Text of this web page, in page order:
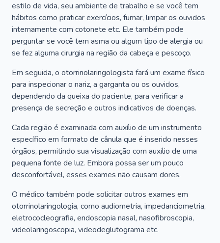
estilo de vida, seu ambiente de trabalho e se você tem
hábitos como praticar exercícios, fumar, limpar os ouvidos
internamente com cotonete etc. Ele também pode
perguntar se você tem asma ou algum tipo de alergia ou
se fez alguma cirurgia na região da cabeça e pescoço.
Em seguida, o otorrinolaringologista fará um exame físico
para inspecionar o nariz, a garganta ou os ouvidos,
dependendo da queixa do paciente, para verificar a
presença de secreção e outros indicativos de doenças.
Cada região é examinada com auxílio de um instrumento
específico em formato de cânula que é inserido nesses
órgãos, permitindo sua visualização com auxílio de uma
pequena fonte de luz. Embora possa ser um pouco
desconfortável, esses exames não causam dores.
O médico também pode solicitar outros exames em
otorrinolaringologia, como audiometria, impedanciometria,
eletrococleografia, endoscopia nasal, nasofibroscopia,
videolaringoscopia, videodeglutograma etc.